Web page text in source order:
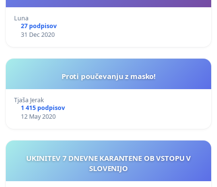
Luna
27 podpisov
31 Dec 2020
Proti poučevanju z masko!
Tjaša Jerak
1 415 podpisov
12 May 2020
UKINITEV 7 DNEVNE KARANTENE OB VSTOPU V
SLOVENIJO